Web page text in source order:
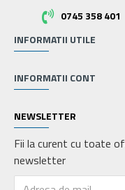
0745 358 401
INFORMATII UTILE
INFORMATII CONT
NEWSLETTER
Fii la curent cu toate
newsletter